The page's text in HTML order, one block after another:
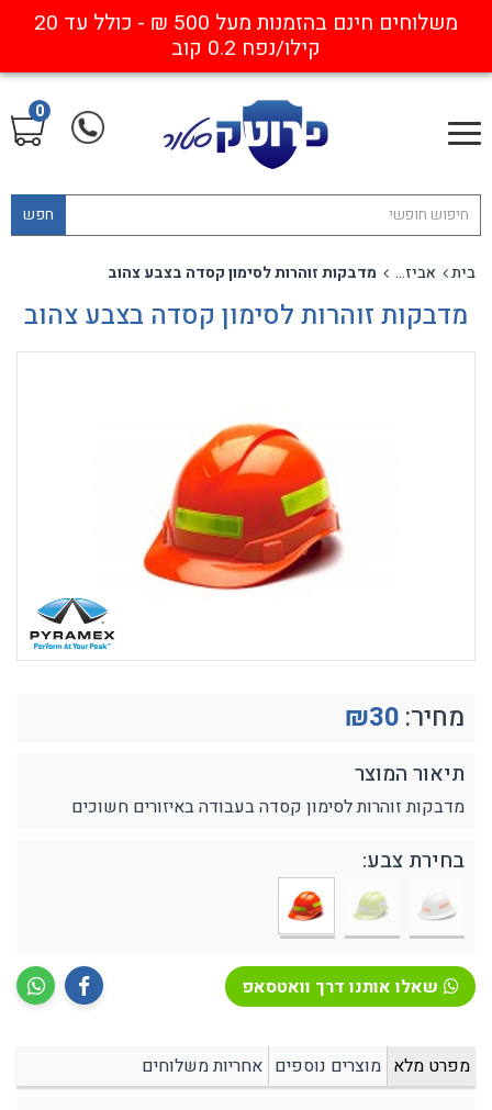
משלוחים חינם בהזמנות מעל 500 ₪ - כולל עד 20
קילו/נפח 0.2 קוב
חפש
0
בית אביזרים נלווים להגנת פנים וראש מדבקות זוהרות לסימון קסדה בצבע צהוב
מדבקות זוהרות לסימון קסדה בצבע צהוב
מחיר: 30
₪
תיאור המוצר
מדבקות זוהרות לסימון קסדה בעבודה באיזורים חשוכים
בחירת צבע:
שאלו אותנו דרך וואטסאפ
מפרט מלא מוצרים נוספים אחריות משלוחים